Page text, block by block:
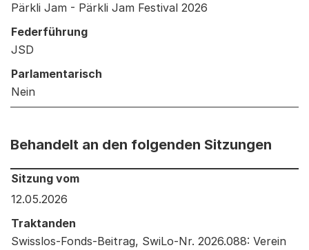
Pärkli Jam - Pärkli Jam Festival 2026
Federführung
JSD
Parlamentarisch
Nein
Behandelt an den folgenden Sitzungen
Behandelt an den folgenden Sitzungen: Informationen
Sitzung vom
12.05.2026
Traktanden
Swisslos-Fonds-Beitrag, SwiLo-Nr. 2026.088: Verein